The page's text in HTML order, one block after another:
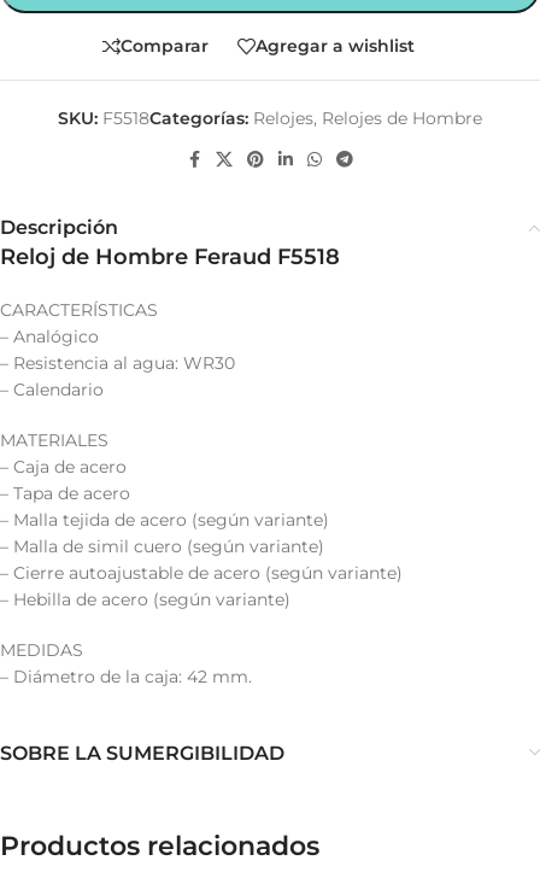
Comparar Agregar a wishlist
SKU: F5518Categorías: Relojes, Relojes de Hombre
Descripción
Reloj de Hombre Feraud F5518
CARACTERÍSTICAS
– Analógico
– Resistencia al agua: WR30
– Calendario
MATERIALES
– Caja de acero
– Tapa de acero
– Malla tejida de acero (según variante)
– Malla de simil cuero (según variante)
– Cierre autoajustable de acero (según variante)
– Hebilla de acero (según variante)
MEDIDAS
– Diámetro de la caja: 42 mm.
SOBRE LA SUMERGIBILIDAD
Productos relacionados